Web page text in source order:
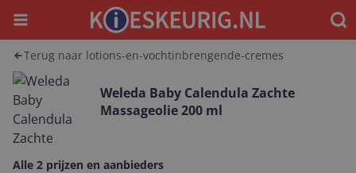
Menu
Terug naar lotions-en-vochtinbrengende-cremes
Weleda Baby Calendula Zachte
Massageolie 200 ml
Alle 2 prijzen en aanbieders